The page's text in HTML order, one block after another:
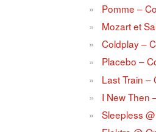
Pomme –
Mozart et
Coldplay –
Placebo –
Last Train –
I New Then
Sleepless